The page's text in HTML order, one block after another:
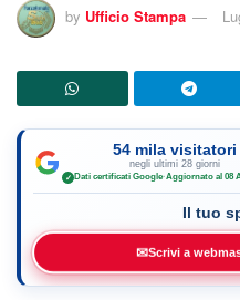
by Ufficio Stampa
54 mila visitatori
negli ultimi 28 giorni
✓ Dati certificati Google·Aggiornato al 08
Il tuo
✉Scrivi a